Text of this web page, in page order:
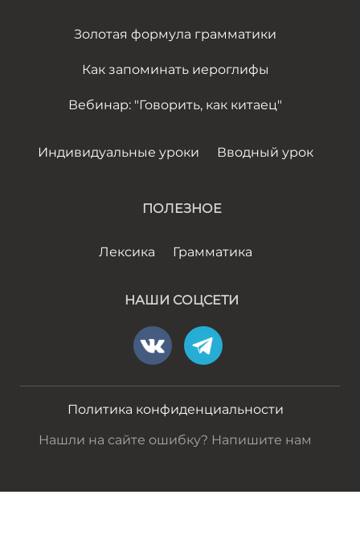
Золотая формула грамматики
Как запоминать иероглифы
Вебинар: "Говорить, как китаец"
Индивидуальные уроки Вводный урок
ПОЛЕЗНОЕ
Лексика Грамматика
НАШИ СОЦСЕТИ
Политика конфиденциальности
Нашли на сайте ошибку? Напишите нам